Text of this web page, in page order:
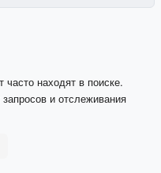
находят в поиске.
и отслеживания